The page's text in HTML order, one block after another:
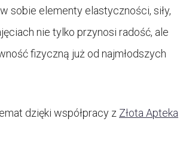
sobie elementy elastyczności, siły,
nie tylko przynosi radość, ale
fizyczną już od najmłodszych
dzięki współpracy z Złota Apteka